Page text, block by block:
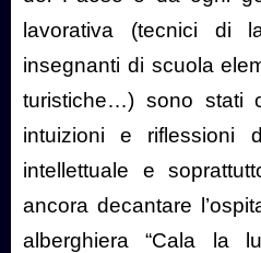
lavorativa (tecnici di
insegnanti di scuola
turistiche…) sono stati
intuizioni e riflessioni
intellettuale e
ancora decantare
alberghiera “Cala la